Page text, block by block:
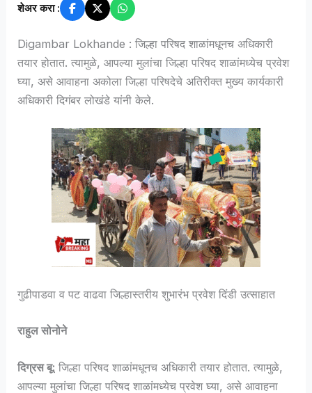
शेअर करा :
Digambar Lokhande : जिल्हा परिषद शाळांमधूनच अधिकारी
तयार होतात. त्यामुळे, आपल्या मुलांचा जिल्हा परिषद शाळांमध्येच प्रवेश
घ्या, असे आवाहना अकोला जिल्हा परिषदेचे अतिरीक्त मुख्य कार्यकारी
अधिकारी दिगंबर लोखंडे यांनी केले.
गुढीपाडवा व पट वाढवा जिल्हास्तरीय शुभारंभ प्रवेश दिंडी उत्साहात
राहुल सोनोने
दिग्रस बू: जिल्हा परिषद शाळांमधूनच अधिकारी तयार होतात. त्यामुळे,
आपल्या मुलांचा जिल्हा परिषद शाळांमध्येच प्रवेश घ्या, असे आवाहना